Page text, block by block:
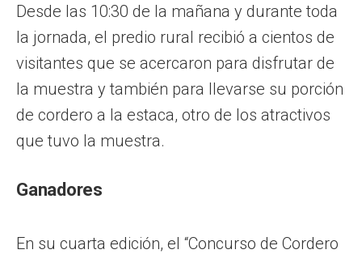
Desde las 10:30 de la mañana y durante toda
la jornada, el predio rural recibió a cientos de
visitantes que se acercaron para disfrutar de
la muestra y también para llevarse su porción
de cordero a la estaca, otro de los atractivos
que tuvo la muestra.
Ganadores
En su cuarta edición, el “Concurso de Cordero